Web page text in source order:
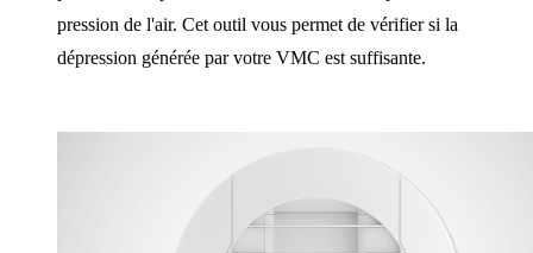
pression de l'air. Cet outil vous permet de vérifier si la
dépression générée par votre VMC est suffisante.